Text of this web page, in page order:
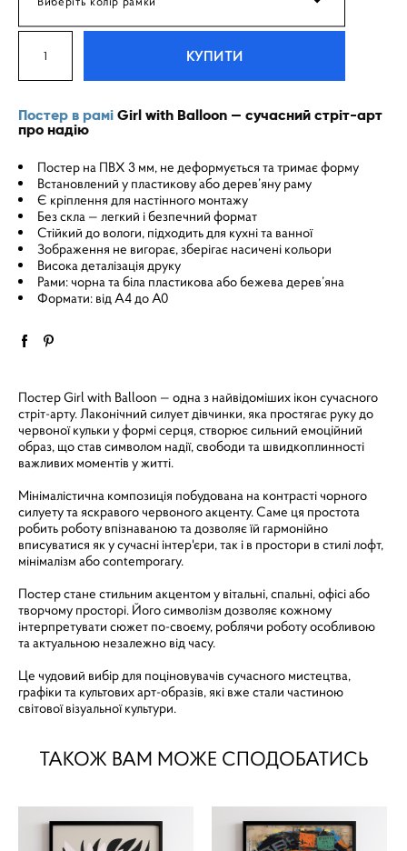
КУПИТИ
Постер в рамі Girl with Balloon — сучасний стріт-арт
про надію
Постер на ПВХ 3 мм, не деформується та тримає форму
Встановлений у пластикову або дерев’яну раму
Є кріплення для настінного монтажу
Без скла — легкий і безпечний формат
Стійкий до вологи, підходить для кухні та ванної
Зображення не вигорає, зберігає насичені кольори
Висока деталізація друку
Рами: чорна та біла пластикова або бежева дерев’яна
Формати: від A4 до A0
Постер Girl with Balloon — одна з найвідоміших ікон сучасного
стріт-арту. Лаконічний силует дівчинки, яка простягає руку до
червоної кульки у формі серця, створює сильний емоційний
образ, що став символом надії, свободи та швидкоплинності
важливих моментів у житті.
Мінімалістична композиція побудована на контрасті чорного
силуету та яскравого червоного акценту. Саме ця простота
робить роботу впізнаваною та дозволяє їй гармонійно
вписуватися як у сучасні інтер'єри, так і в простори в стилі лофт,
мінімалізм або contemporary.
Постер стане стильним акцентом у вітальні, спальні, офісі або
творчому просторі. Його символізм дозволяє кожному
інтерпретувати сюжет по-своєму, роблячи роботу особливою
та актуальною незалежно від часу.
Це чудовий вибір для поціновувачів сучасного мистецтва,
графіки та культових арт-образів, які вже стали частиною
світової візуальної культури.
ТАКОЖ ВАМ МОЖЕ СПОДОБАТИСЬ